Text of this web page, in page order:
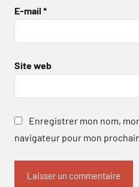
E-mail *
Site web
Enregistrer mon nom,
navigateur pour mon